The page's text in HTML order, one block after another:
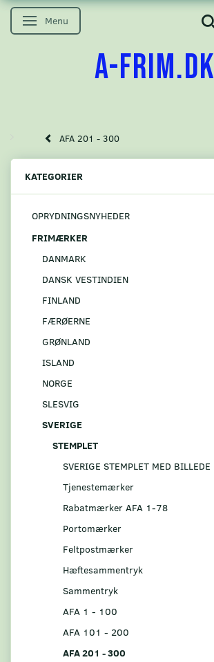
Skifte navigation
Menu
A-FRIM.DK
AFA 201 - 300
KATEGORIER
OPRYDNINGSNYHEDER
FRIMÆRKER
DANMARK
DANSK VESTINDIEN
FINLAND
FÆRØERNE
GRØNLAND
ISLAND
NORGE
SLESVIG
SVERIGE
STEMPLET
SVERIGE STEMPLET MED BILLEDE
Tjenestemærker
Rabatmærker AFA 1-78
Portomærker
Feltpostmærker
Hæftesammentryk
Sammentryk
AFA 1 - 100
AFA 101 - 200
AFA 201 - 300